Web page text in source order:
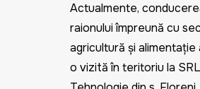
Actualmente,
raionului împreună cu
agricultură și alimentație
o vizită în teritoriu la